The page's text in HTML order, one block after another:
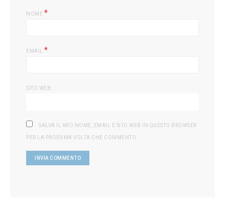
NOME *
EMAIL *
SITO WEB
SALVA IL MIO NOME, EMAIL E SITO WEB IN QUESTO BROWSER
PER LA PROSSIMA VOLTA CHE COMMENTO.